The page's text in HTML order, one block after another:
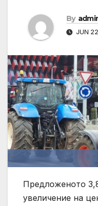
By
JUN
Предложеното
увеличение на